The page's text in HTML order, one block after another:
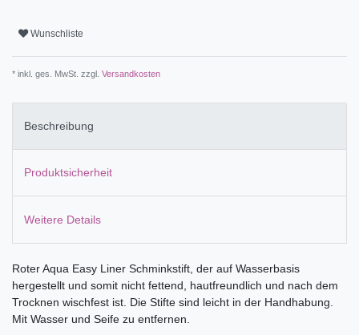
Wunschliste
* inkl. ges. MwSt. zzgl. Versandkosten
Beschreibung
Produktsicherheit
Weitere Details
Roter Aqua Easy Liner Schminkstift, der auf Wasserbasis
hergestellt und somit nicht fettend, hautfreundlich und nach dem
Trocknen wischfest ist. Die Stifte sind leicht in der Handhabung.
Mit Wasser und Seife zu entfernen.